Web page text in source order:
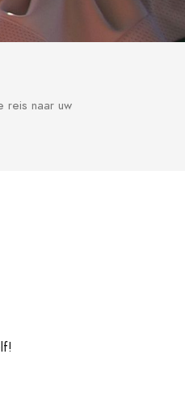
reis naar uw